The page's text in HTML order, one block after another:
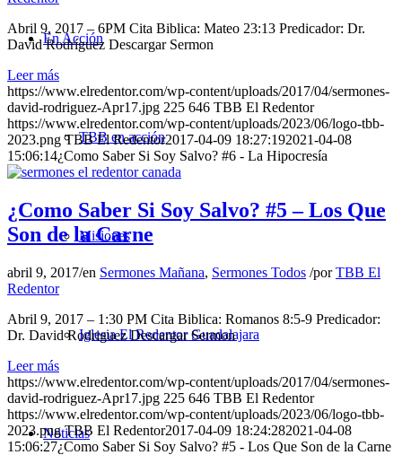
En Acción
TBB en acción
Misiones
Iglesia El Redentor Guadalajara
Noticias
Abril 9, 2017 – 6PM Cita Biblica: Mateo 23:13 Predicador: Dr.
David Rodríguez Descargar Sermon
Leer más
https://www.elredentor.com/wp-content/uploads/2017/04/sermones-
david-rodriguez-Apr17.jpg 225 646 TBB El Redentor
https://www.elredentor.com/wp-content/uploads/2023/06/logo-tbb-
2023.png TBB El Redentor2017-04-09 18:27:192021-04-08
15:06:14¿Como Saber Si Soy Salvo? #6 - La Hipocresía
¿Como Saber Si Soy Salvo? #5 – Los Que
Son de la Carne
abril 9, 2017/en Sermones Mañana, Sermones Todos /porTBB El
Redentor
Abril 9, 2017 – 1:30 PM Cita Biblica: Romanos 8:5-9 Predicador:
Dr. David Rodriguez Descargar Sermon
Leer más
https://www.elredentor.com/wp-content/uploads/2017/04/sermones-
david-rodriguez-Apr17.jpg 225 646 TBB El Redentor
https://www.elredentor.com/wp-content/uploads/2023/06/logo-tbb-
2023.png TBB El Redentor2017-04-09 18:24:282021-04-08
15:06:27¿Como Saber Si Soy Salvo? #5 - Los Que Son de la Carne